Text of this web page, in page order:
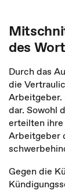
des
Durch das
die
Arbeitgeber.
dar. Sowohl
erteilten
Arbeitgeber
Gegen die